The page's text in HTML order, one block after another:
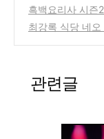
기
(1)
흑백요리사 시즌
영 날짜 총정리
최강록 식당 네
관련글